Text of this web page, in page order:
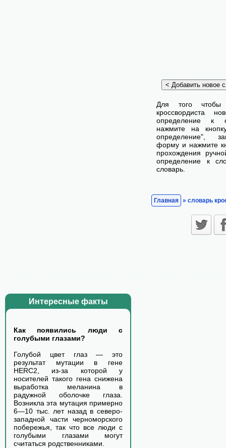
Интересные факты
Как появились люди с
голубыми глазами?
Голубой цвет глаз — это
результат мутации в гене
HERC2, из-за которой у
носителей такого гена снижена
выработка меланина в
радужной оболочке глаза.
Возникла эта мутация примерно
6—10 тыс. лет назад в северо-
западной части черноморского
побережья, так что все люди с
голубыми глазами могут
считаться родственниками.
Для того чтобы
кроссвордиста
определение к
нажмите на
определение",
форму и нажмите
прохождения
определение к
словарь.
Главная » словарь